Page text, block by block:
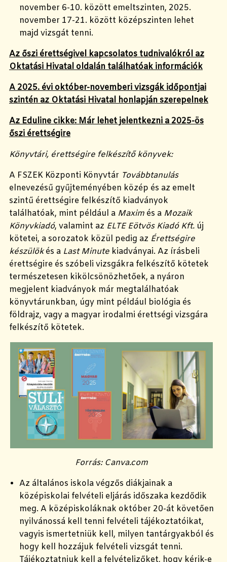
november 6-10. között emeltszinten, 2025.
november 17-21. között középszinten lehet
majd vizsgát tenni.
Az őszi érettségivel kapcsolatos tudnivalókról az
Oktatási Hivatal oldalán találhatóak információk
A 2025. évi október-novemberi vizsgák időpontjai
szintén az Oktatási Hivatal honlapján szerepelnek
Az Eduline cikke: Már lehet jelentkezni a 2025-ös
őszi érettségire
Könyvtári, érettségire felkészítő könyvek:
A FSZEK Központi Könyvtár Továbbtanulás
elnevezésű gyűjteményében közép és az emelt
szintű érettségire felkészítő kiadványok
találhatóak, mint például a Maxim és a Mozaik
Könyvkiadó, valamint az ELTE Eötvös Kiadó Kft. új
kötetei, a sorozatok közül pedig az Érettségire
készülökés a Last Minute kiadványai. Az írásbeli
érettségire és szóbeli vizsgákra felkészítő kötetek
természetesen kikölcsönözhetőek, a nyáron
megjelent kiadványok már megtalálhatóak
könyvtárunkban, úgy mint például biológia és
földrajz, vagy a magyar irodalmi érettségi vizsgára
felkészítő kötetek.
Forrás: Canva.com
Az általános iskola végzős diákjainak a
középiskolai felvételi eljárás időszaka kezdődik
meg. A középiskoláknak október 20-át követően
nyilvánossá kell tenni felvételi tájékoztatóikat,
vagyis ismertetniük kell, milyen tantárgyakból és
hogy kell hozzájuk felvételi vizsgát tenni.
Tájékoztatniuk kell a felvételizőket, hogy kérik-e